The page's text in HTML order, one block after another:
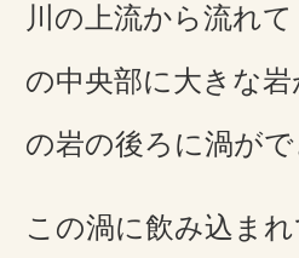
川の上流から流れて
の中央部に大きな岩
の岩の後ろに渦がで
この渦に飲み込まれ